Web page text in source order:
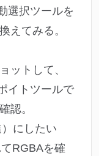
選択ツールを
えてみる。
ットして、
イトツールで
認。
にしたい
RGBAを確